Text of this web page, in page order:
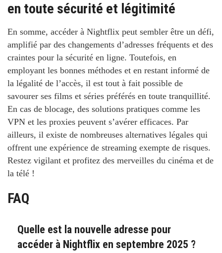
en toute sécurité et légitimité
En somme, accéder à Nightflix peut sembler être un défi,
amplifié par des changements d’adresses fréquents et des
craintes pour la sécurité en ligne. Toutefois, en
employant les bonnes méthodes et en restant informé de
la légalité de l’accès, il est tout à fait possible de
savourer ses films et séries préférés en toute tranquillité.
En cas de blocage, des solutions pratiques comme les
VPN et les proxies peuvent s’avérer efficaces. Par
ailleurs, il existe de nombreuses alternatives légales qui
offrent une expérience de streaming exempte de risques.
Restez vigilant et profitez des merveilles du cinéma et de
la télé !
FAQ
Quelle est la nouvelle adresse pour
accéder à Nightflix en septembre 2025 ?